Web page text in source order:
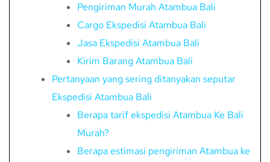
Pengiriman Murah Atambua Bali
Cargo Ekspedisi Atambua Bali
Jasa Ekspedisi Atambua Bali
Kirim Barang Atambua Bali
Pertanyaan yang sering ditanyakan seputar
Ekspedisi Atambua Bali
Berapa tarif ekspedisi Atambua Ke Bali
Murah?
Berapa estimasi pengiriman Atambua ke